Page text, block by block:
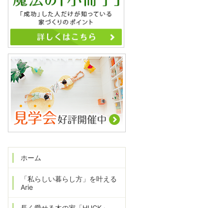
ホーム
「私らしい暮らし方」を叶える
Arie